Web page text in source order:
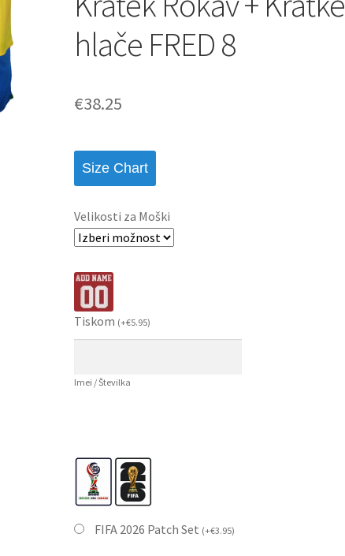
hlače FRED 8
€38.25
Size Chart
Velikosti za Moški
Tiskom (+€5.95)
Imei / Številka
FIFA 2026 Patch Set (+€3.95)